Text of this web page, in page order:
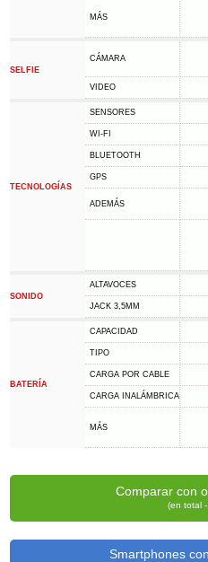
MÁS
SELFIE
CÁMARA
VIDEO
TECNOLOGÍAS
SENSORES
WI-FI
BLUETOOTH
GPS
ADEMÁS
SONIDO
ALTAVOCES
JACK 3,5MM
BATERÍA
CAPACIDAD
TIPO
CARGA POR CABLE
CARGA INALÁMBRICA
MÁS
Comparar con
(en total
Smartphones